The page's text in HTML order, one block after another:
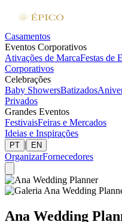
Casamentos
Eventos Corporativos
Ativações de MarcaFestas de
Corporativos
Celebrações
Baby ShowersBatizados
Privados
Grandes Eventos
FestivaisFeiras e Mercados
Ideias e Inspirações
PT | EN
OrganizarFornecedores
Ana Wedding